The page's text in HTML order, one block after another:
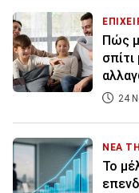
Πώς
24
ΝΕΑ
Το